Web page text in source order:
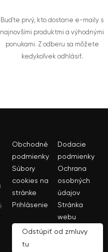
Buďte prvý, kto dostane e-maily s
najnovšími produktmi a výhodnými
ponukami. Z odberu sa môžete
kedykoľvek odhlásiť.
Obchodné
podmienky
Dodacie
podmienky
Súbory
cookies na
stránke
Ochrana
osobných
údajov
Prihlásenie
Stránka
webu
Odstúpiť od zmluvy
tu